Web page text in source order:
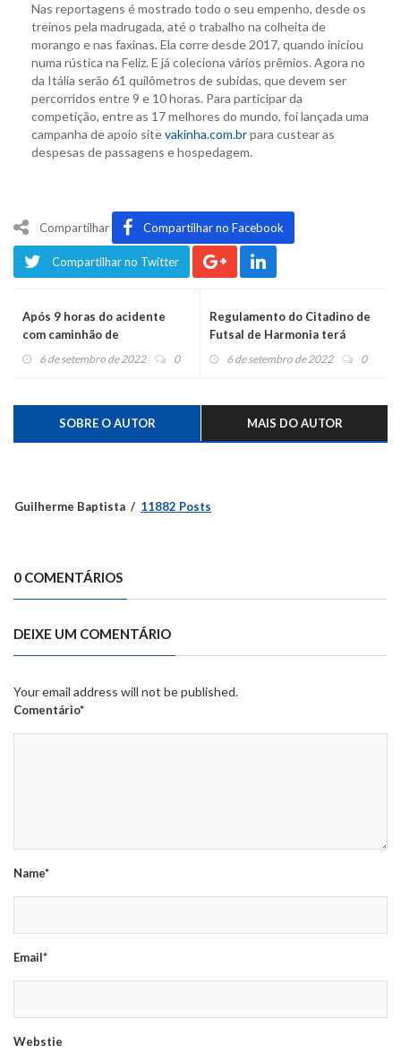
Nas reportagens é mostrado todo o seu empenho, desde os
treinos pela madrugada, até o trabalho na colheita de
morango e nas faxinas. Ela corre desde 2017, quando iniciou
numa rústica na Feliz. E já coleciona vários prêmios. Agora no
da Itália serão 61 quilômetros de subidas, que devem ser
percorridos entre 9 e 10 horas. Para participar da
competição, entre as 17 melhores do mundo, foi lançada uma
campanha de apoio sitevakinha.com.brpara custear as
despesas de passagens e hospedagem.
Compartilhar Compartilhar no Facebook
Compartilhar no Twitter
Após 9 horas do acidente
com caminhão de
combustíveis, trânsito é
6 de setembro de 2022 0
Regulamento do Citadino de
Futsal de Harmonia terá
mudanças neste ano
6 de setembro de 2022 0
SOBRE O AUTOR MAIS DO AUTOR
Guilherme Baptista 11882 Posts
0 COMENTÁRIOS
DEIXE UM COMENTÁRIO
Your email address will not be published.
Comentário*
Name*
Email*
Webstie